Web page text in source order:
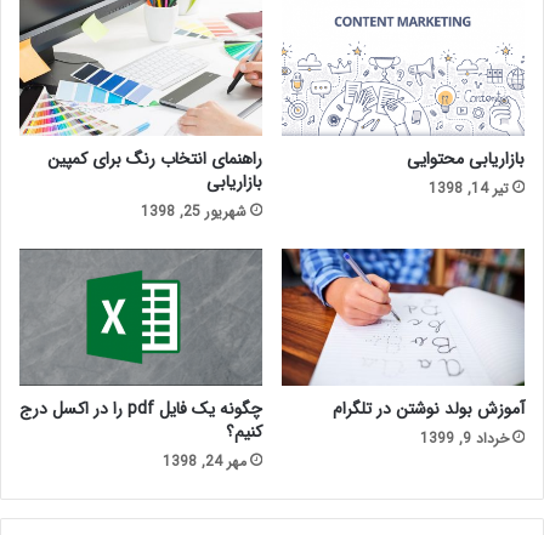
بازاریابی محتوایی
تیر 14, 1398
راهنمای انتخاب رنگ برای کمپین
بازاریابی
شهریور 25, 1398
آموزش بولد نوشتن در تلگرام
خرداد 9, 1399
چگونه یک فایل pdf را در اکسل درج
کنیم؟
مهر 24, 1398